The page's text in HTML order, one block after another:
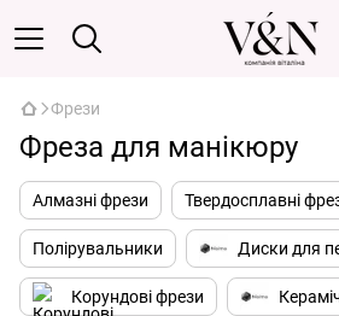
Фрези
Фреза для манікюру
Алмазні фрези Твердосплавні
Полірувальники Диски для
Корундові фрези